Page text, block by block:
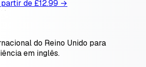
de £12.99 →
do Reino Unido para
em inglês.